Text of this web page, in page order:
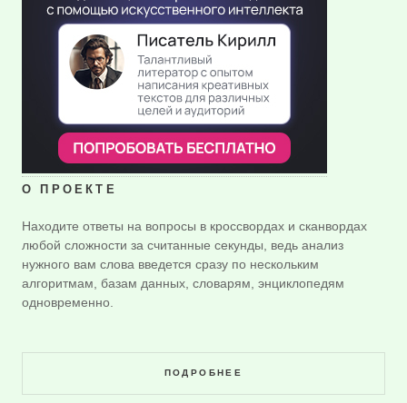
О ПРОЕКТЕ
Находите ответы на вопросы в кроссвордах и сканвордах
любой сложности за считанные секунды, ведь анализ
нужного вам слова введется сразу по нескольким
алгоритмам, базам данных, словарям, энциклопедям
одновременно.
ПОДРОБНЕЕ